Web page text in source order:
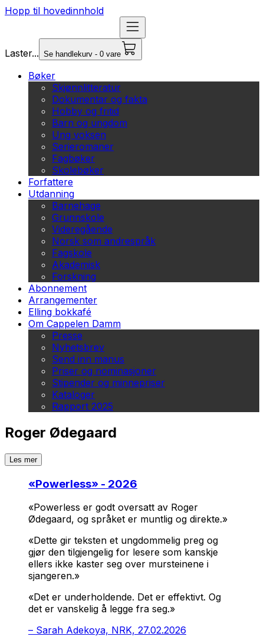
Hopp til hovedinnhold
Laster... Se handlekurv - 0 vare
Bøker
Skjønnlitteratur
Dokumentar og fakta
Hobby og fritid
Barn og ungdom
Ung voksen
Serieromaner
Fagbøker
Skolebøker
Forfattere
Utdanning
Barnehage
Grunnskole
Videregående
Norsk som andrespråk
Fagskole
Akademisk
Forskning
Abonnement
Arrangementer
Elling bokkafé
Om Cappelen Damm
Presse
Nyhetsbrev
Send inn manus
Priser og nominasjoner
Stipender og minnepriser
Kataloger
Rapport 2025
Roger Ødegaard
Les mer
«Powerless» - 2026
«Power­less er godt over­satt av Roger
Ødegaard, og språket er muntlig og direkte.»
«Dette gir teksten et ungdommelig preg og
gjør den til­gjengelig for lesere som kanskje
ellers ikke kaster seg over mur­steinene i
sjangeren.»
«Det er under­holdende. Det er effektivt. Og
det er vanskelig å legge fra seg.»
– Sarah Adekoya, NRK, 27.02.2026